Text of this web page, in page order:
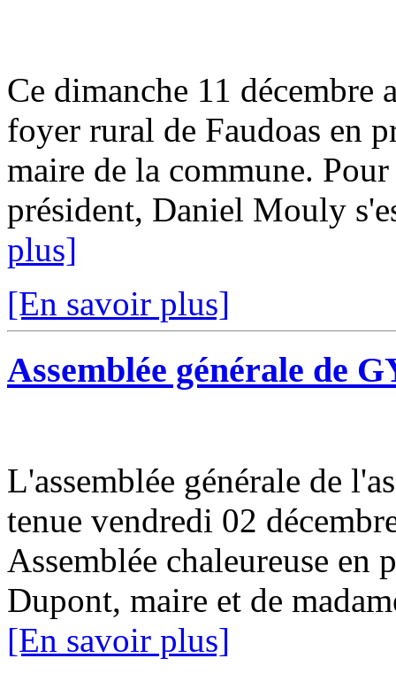
Ce dimanche 11 décembre
foyer rural de Faudoas en
maire de la commune.
président, Daniel Mouly
plus]
[En savoir plus]
Assemblée générale de
L'assemblée générale de
tenue vendredi 02
Assemblée chaleureuse en
Dupont, maire et de
[En savoir plus]